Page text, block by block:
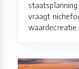
vraagt
waardecreatie.